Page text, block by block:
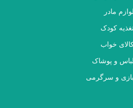
لوازم مادر
کودک
خواب
لباس و پوشاک
بازی و سرگرمی